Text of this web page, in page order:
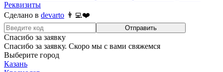
Реквизиты
Сделано в devarto 👨‍💻❤️
Отправить
Спасибо за заявку
Спасибо за заявку. Скоро мы с вами свяжемся
Выберите город
Казань